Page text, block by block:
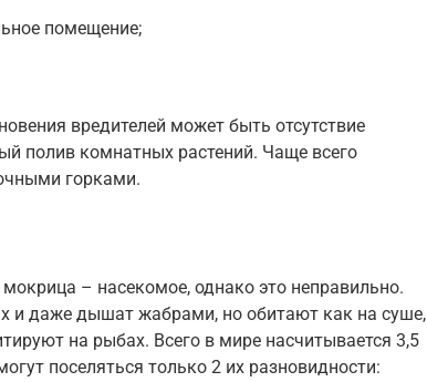
помещение;
вредителей может быть отсутствие
полив комнатных растений. Чаще всего
горками.
– насекомое, однако это неправильно.
и даже дышат жабрами, но обитают как на суше,
на рыбах. Всего в мире насчитывается 3,5
поселяться только 2 их разновидности: